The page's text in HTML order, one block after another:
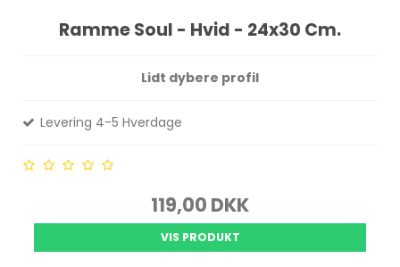
Ramme Soul - Hvid - 24x30 Cm.
Lidt dybere profil
Levering 4-5 Hverdage
119,00 DKK
VIS PRODUKT